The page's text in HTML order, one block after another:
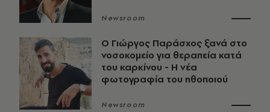
Newsroom
O Γιώργος Παράσχος ξανά στο
νοσοκομείο για θεραπεία κατά
του καρκίνου - Η νέα
φωτογραφία του ηθοποιού
Newsroom